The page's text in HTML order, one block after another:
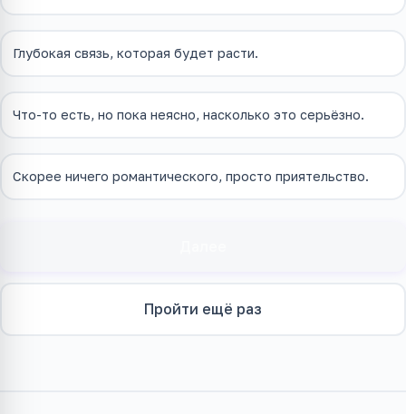
Глубокая связь, которая будет расти.
Что-то есть, но пока неясно, насколько это серьёзно.
Скорее ничего романтического, просто приятельство.
Пройти ещё раз